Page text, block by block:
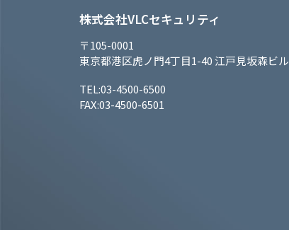
株式会社VLCセキュリティ
〒105-0001
東京都港区虎ノ門4丁目1-40 江戸見坂森ビル
TEL:03-4500-6500
FAX:03-4500-6501